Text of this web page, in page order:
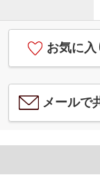
お気に入
メールで